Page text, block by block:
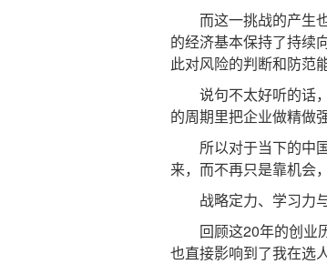
而这一挑战的产生也
的经济基本保持了持续
此对风险的判断和防范
说句不太好听的话，
的周期里把企业做精做
所以对于当下的中国
来，而不再只是靠机会
战略定力、学习力
回顾这20年的创业历
也直接影响到了我在选